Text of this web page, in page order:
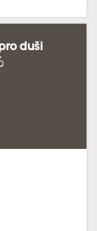
duši